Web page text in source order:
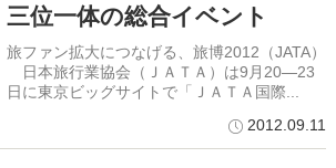
三位一体の総合イベント
旅ファン拡大につなげる、旅博2012（JATA）
日本旅行業協会（ＪＡＴＡ）は9月20―23
日に東京ビッグサイトで「ＪＡＴＡ国際...
2012.09.11